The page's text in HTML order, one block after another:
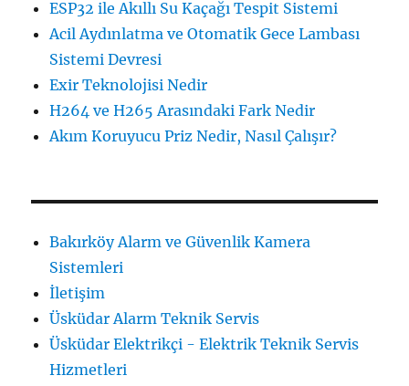
ESP32 ile Akıllı Su Kaçağı Tespit Sistemi
Acil Aydınlatma ve Otomatik Gece Lambası
Sistemi Devresi
Exir Teknolojisi Nedir
H264 ve H265 Arasındaki Fark Nedir
Akım Koruyucu Priz Nedir, Nasıl Çalışır?
Bakırköy Alarm ve Güvenlik Kamera
Sistemleri
İletişim
Üsküdar Alarm Teknik Servis
Üsküdar Elektrikçi - Elektrik Teknik Servis
Hizmetleri